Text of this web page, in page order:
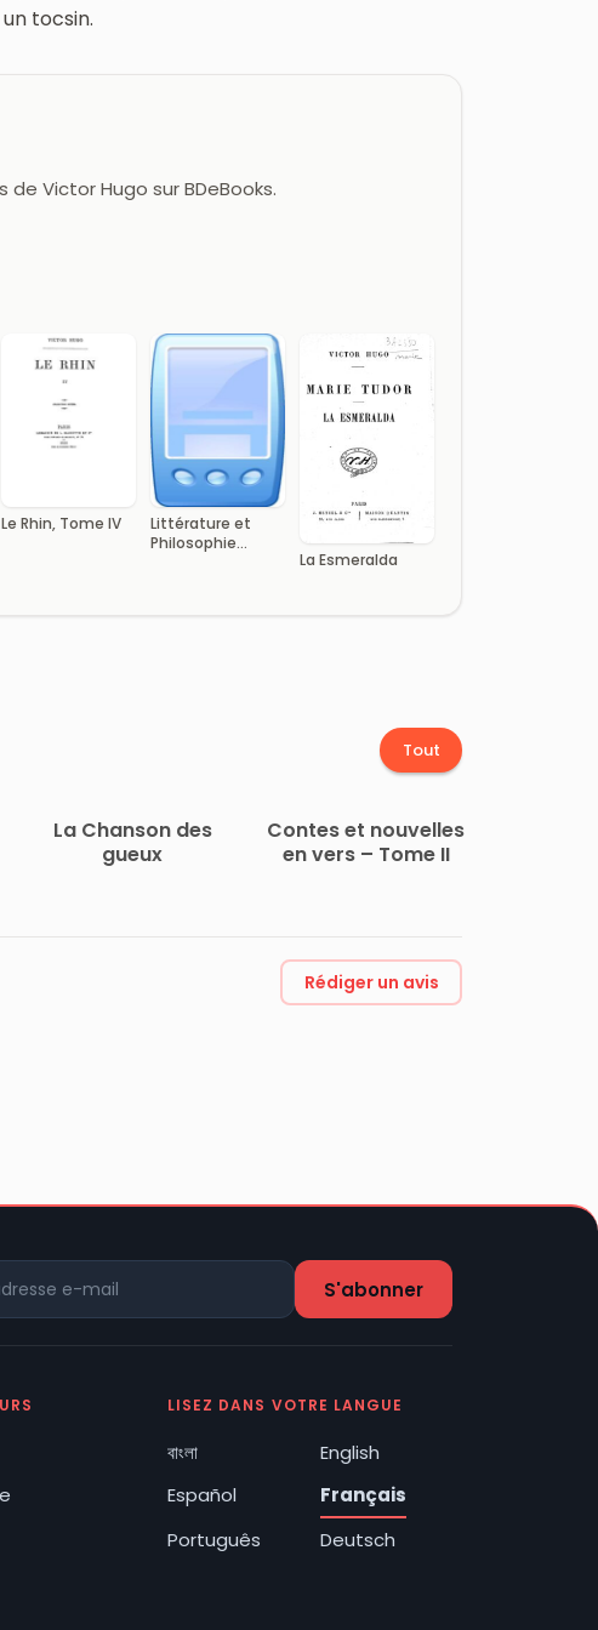
tocsin.
Victor Hugo sur BDeBooks.
Le Rhin, Tome IV
Littérature et
Philosophie
La Esmeralda
Tout
La Chanson des
gueux
Contes et nouvelles
en vers – Tome II
Rédiger un avis
LISEZ DANS VOTRE LANGUE
বাংলা
English
Español
Français
Português
Deutsch